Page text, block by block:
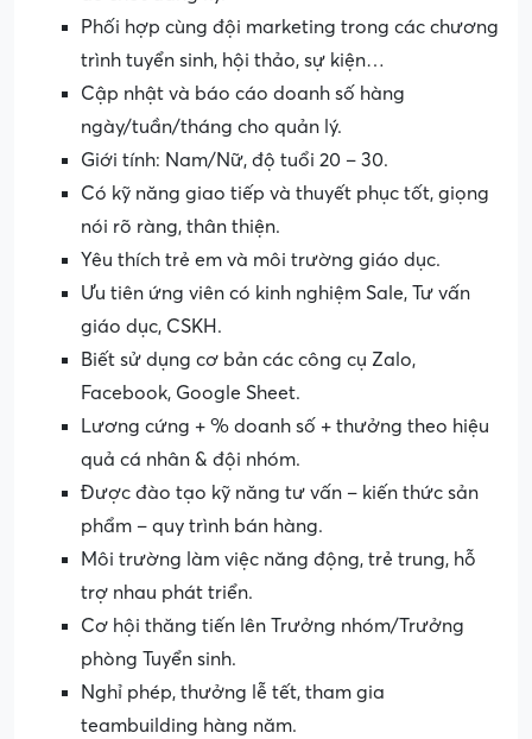
Phối hợp cùng đội marketing trong các chương
trình tuyển sinh, hội thảo, sự kiện…
Cập nhật và báo cáo doanh số hàng
ngày/tuần/tháng cho quản lý.
Giới tính: Nam/Nữ, độ tuổi 20 – 30.
Có kỹ năng giao tiếp và thuyết phục tốt, giọng
nói rõ ràng, thân thiện.
Yêu thích trẻ em và môi trường giáo dục.
Ưu tiên ứng viên có kinh nghiệm Sale, Tư vấn
giáo dục, CSKH.
Biết sử dụng cơ bản các công cụ Zalo,
Facebook, Google Sheet.
Lương cứng + % doanh số + thưởng theo hiệu
quả cá nhân & đội nhóm.
Được đào tạo kỹ năng tư vấn – kiến thức sản
phẩm – quy trình bán hàng.
Môi trường làm việc năng động, trẻ trung, hỗ
trợ nhau phát triển.
Cơ hội thăng tiến lên Trưởng nhóm/Trưởng
phòng Tuyển sinh.
Nghỉ phép, thưởng lễ tết, tham gia
teambuilding hàng năm.